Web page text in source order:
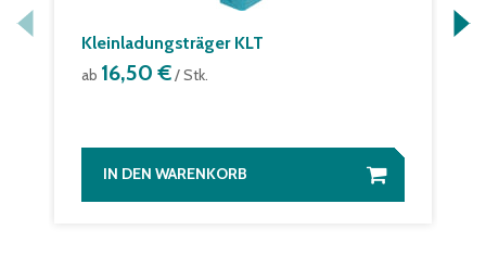
Kleinladungsträger KLT
ab 16,50 €/ Stk.
IN DEN WARENKORB